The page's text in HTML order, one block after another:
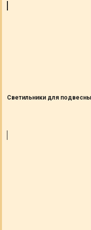
Светильники для